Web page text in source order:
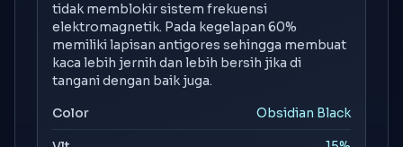
tidak memblokir sistem frekuensi
elektromagnetik. Pada kegelapan 60%
memiliki lapisan antigores sehingga membuat
kaca lebih jernih dan lebih bersih jika di
tangani dengan baik juga.
Color
Obsidian Black